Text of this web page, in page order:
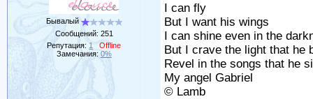
Бывалый
Сообщений: 251
Репутация: 1
Offline
Замечания: 0%
I can fly
But I want his wings
I can shine even in the
But I crave the light that he
Revel in the songs that he
My angel Gabriel
© Lamb